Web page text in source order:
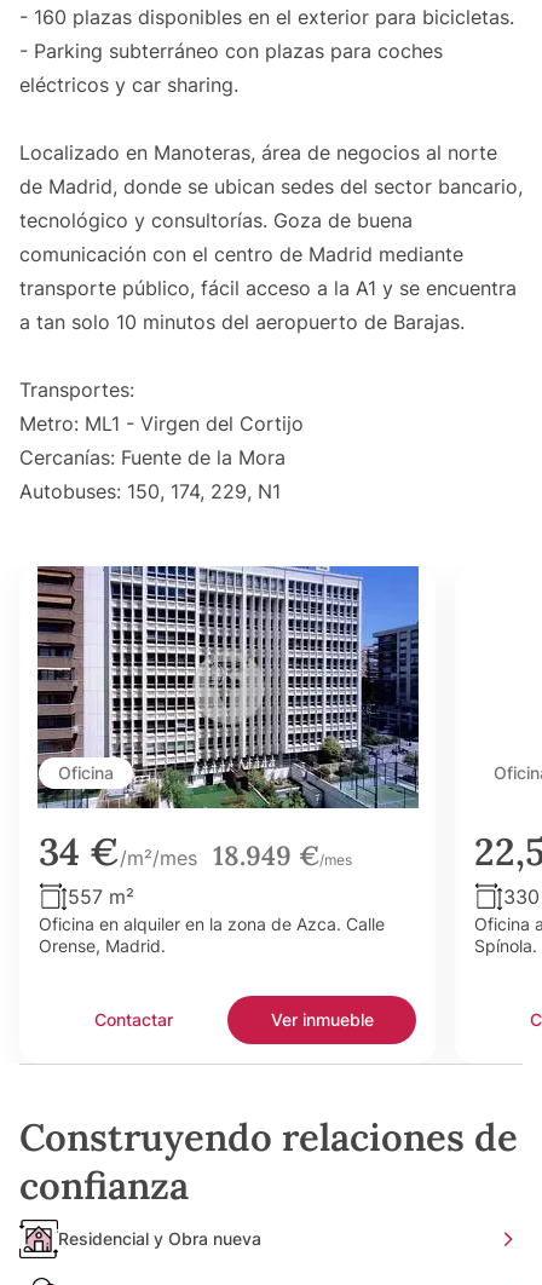
- 160 plazas disponibles en el exterior para bicicletas.
- Parking subterráneo con plazas para coches
eléctricos y car sharing.
Localizado en Manoteras, área de negocios al norte
de Madrid, donde se ubican sedes del sector bancario,
tecnológico y consultorías. Goza de buena
comunicación con el centro de Madrid mediante
transporte público, fácil acceso a la A1 y se encuentra
a tan solo 10 minutos del aeropuerto de Barajas.
Transportes:
Metro: ML1 - Virgen del Cortijo
Cercanías: Fuente de la Mora
Autobuses: 150, 174, 229, N1
Oficina
34 €/m²/mes 18.949 €/mes
557 m²
Oficina en alquiler en la zona de Azca. Calle
Orense, Madrid.
Contactar Ver inmueble
Oficina
Spínola.
Construyendo relaciones de
confianza
Residencial y Obra nueva